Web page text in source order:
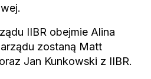
IIBR obejmie Alina
zostaną Matt
Jan Kunkowski z IIBR.